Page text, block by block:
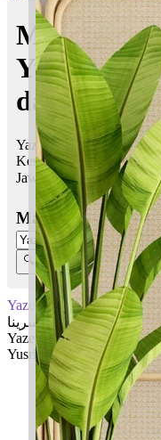
Maksud
Yusrina |
dalam
Yazeeda Yusrina
Kesenangan kami
Jawi:يازيدا يوسرينا
Masukkan Nama:
Yazeeda Yusrina
يازيدا يوسرينا
Yazeeda: Berkat,
Yusrina: Kesenangan kami
✚ Baju Baby